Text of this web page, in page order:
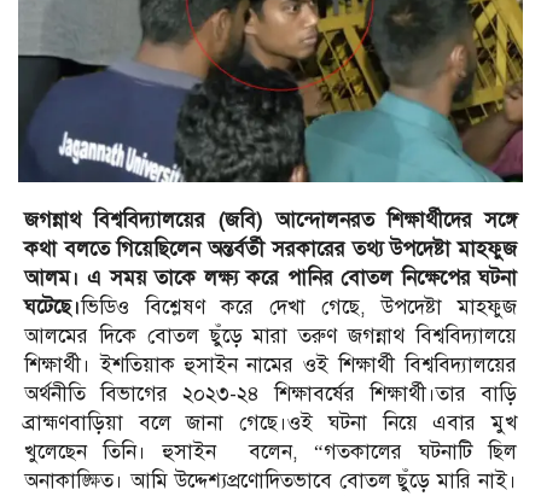
জগন্নাথ বিশ্ববিদ্যালয়ের (জবি) আন্দোলনরত শিক্ষার্থীদের সঙ্গে
কথা বলতে গিয়েছিলেন অন্তর্বর্তী সরকারের তথ্য উপদেষ্টা মাহফুজ
আলম। এ সময় তাকে লক্ষ্য করে পানির বোতল নিক্ষেপের ঘটনা
ঘটেছে।ভিডিও বিশ্লেষণ করে দেখা গেছে, উপদেষ্টা মাহফুজ
আলমের দিকে বোতল ছুঁড়ে মারা তরুণ জগন্নাথ বিশ্ববিদ্যালয়ে
শিক্ষার্থী। ইশতিয়াক হুসাইন নামের ওই শিক্ষার্থী বিশ্ববিদ্যালয়ের
অর্থনীতি বিভাগের ২০২৩-২৪ শিক্ষাবর্ষের শিক্ষার্থী।তার বাড়ি
ব্রাহ্মণবাড়িয়া বলে জানা গেছে।ওই ঘটনা নিয়ে এবার মুখ
খুলেছেন তিনি। হুসাইন বলেন, “গতকালের ঘটনাটি ছিল
অনাকাঙ্ক্ষিত। আমি উদ্দেশ্যপ্রণোদিতভাবে বোতল ছুঁড়ে মারি নাই।